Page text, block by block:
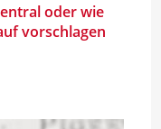
oder wie
vorschlagen